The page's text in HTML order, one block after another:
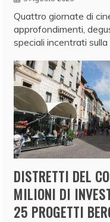
Quattro giornate di
approfondimenti,
speciali incentrati sulla
DISTRETTI DEL
MILIONI DI
25 PROGETTI